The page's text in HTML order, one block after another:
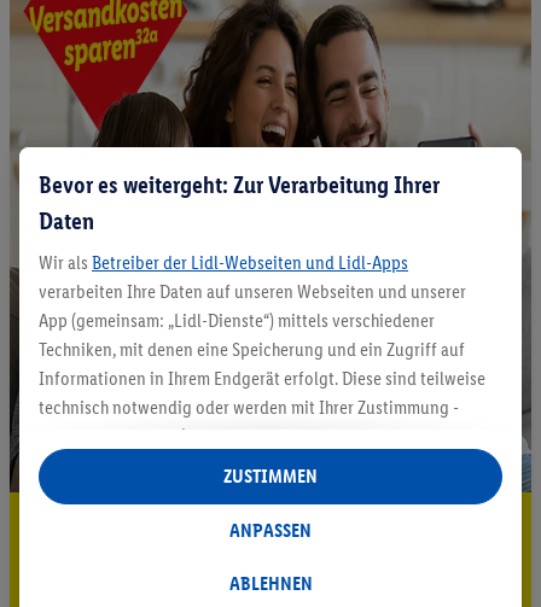
5.95 € Versand sparen³²ᵃ
Bevor es weitergeht: Zur Verarbeitung Ihrer
Daten
Wir als Betreiber der Lidl-Webseiten und Lidl-Apps
verarbeiten Ihre Daten auf unseren Webseiten und unserer
App (gemeinsam: „Lidl-Dienste“) mittels verschiedener
Techniken, mit denen eine Speicherung und ein Zugriff auf
Informationen in Ihrem Endgerät erfolgt. Diese sind teilweise
technisch notwendig oder werden mit Ihrer Zustimmung -
auch durch Partner (u.a.
Verantwortliche; im Zusammenhang mit dem IAB TCF
insgesamt
Statistik-Erstellung oder für personalisierte Werbung
Datenverarbeitungen für personalisierte Werbung werden
ABLEHNEN
ANPASSEN
ZUSTIMMEN